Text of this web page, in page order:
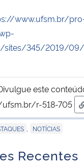
www.ufsm.br/
345/2019/09/
este
r-518-705
NOTÍCIAS
Recentes